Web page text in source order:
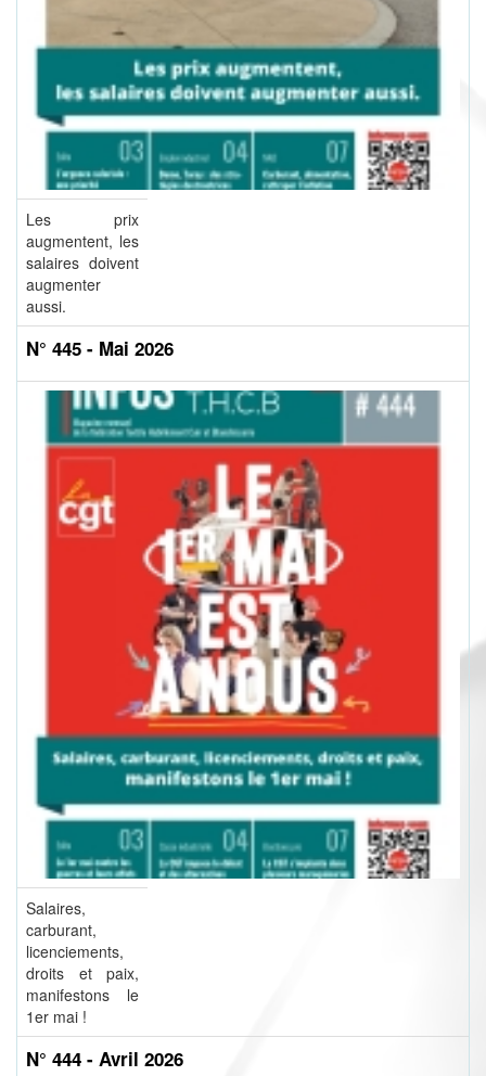
Les prix
augmentent, les
salaires doivent
augmenter
aussi.
N° 445 - Mai 2026
Salaires,
carburant,
licenciements,
droits et paix,
manifestons le
1er mai !
N° 444 - Avril 2026